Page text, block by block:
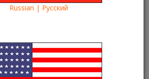
Что посмотреть?
чего-то нет» на
Russian | Русский